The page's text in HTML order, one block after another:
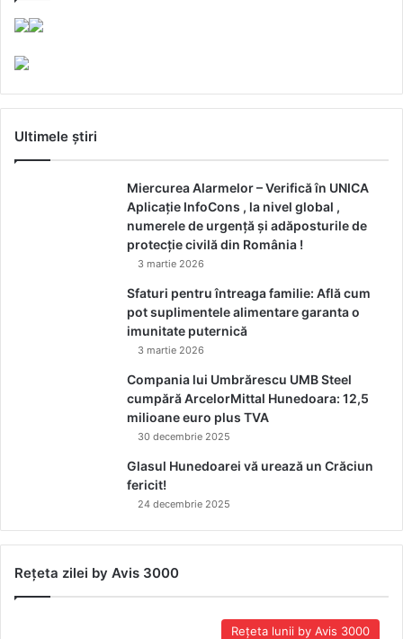
Ultimele știri
Miercurea Alarmelor – Verifică în UNICA
Aplicație InfoCons , la nivel global ,
numerele de urgență și adăposturile de
protecție civilă din România !
3 martie 2026
Sfaturi pentru întreaga familie: Află cum
pot suplimentele alimentare garanta o
imunitate puternică
3 martie 2026
Compania lui Umbrărescu UMB Steel
cumpără ArcelorMittal Hunedoara: 12,5
milioane euro plus TVA
30 decembrie 2025
Glasul Hunedoarei vă urează un Crăciun
fericit!
24 decembrie 2025
Rețeta zilei by Avis 3000
Rețeta lunii by Avis 3000